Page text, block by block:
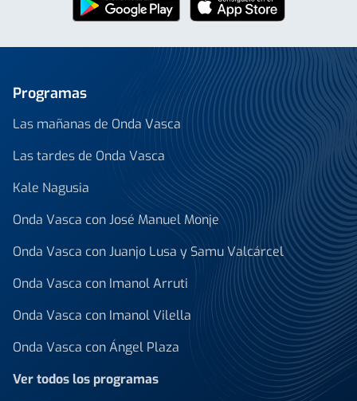
Programas
Las mañanas de Onda Vasca
Las tardes de Onda Vasca
Kale Nagusia
Onda Vasca con José Manuel Monje
Onda Vasca con Juanjo Lusa y Samu Valcárcel
Onda Vasca con Imanol Arruti
Onda Vasca con Imanol Vilella
Onda Vasca con Ángel Plaza
Ver todos los programas